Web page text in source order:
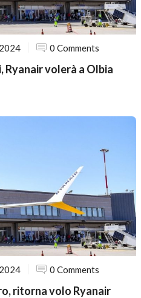
0 Comments
Ryanair volerà a Olbia
0 Comments
ritorna volo Ryanair